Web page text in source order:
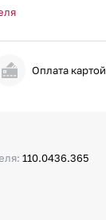
Оплата картой
110.0436.365